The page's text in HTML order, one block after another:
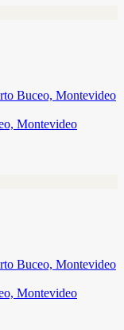
Montevideo
Montevideo